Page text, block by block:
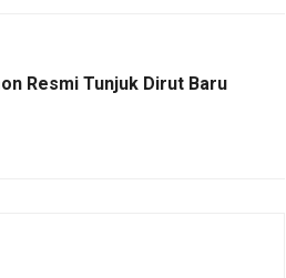
Resmi Tunjuk Dirut Baru